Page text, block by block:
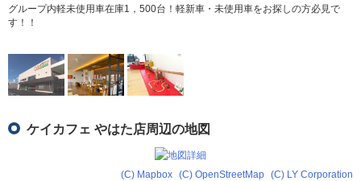
グループ内軽未使用車在庫1，500台！軽新車・未使用車をお探しの方必見で
す！！
ケイカフェ やはた店周辺の地図
(C) Mapbox (C) OpenStreetMap (C) LY Corporation